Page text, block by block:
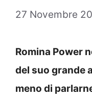
27 Novembre
Romina Power
del suo grande
meno di